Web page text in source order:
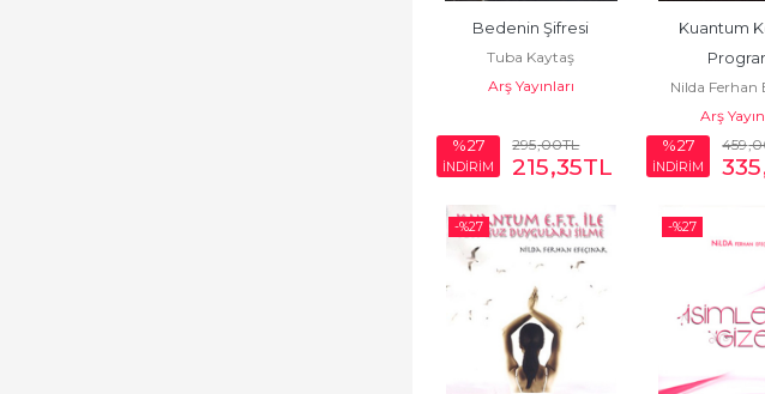
Bedenin Şifresi
Tuba Kaytaş
Arş Yayınları
%27
İNDİRİM
295,00TL
215,35TL
Kuantum
Nilda Ferhan
Arş
%27
İNDİRİM
459
335
-%27 -%27